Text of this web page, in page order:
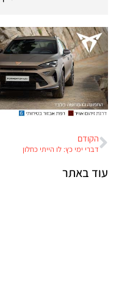
הקודם
דברי ימי כץ: לו הייתי כחלון
עוד באתר